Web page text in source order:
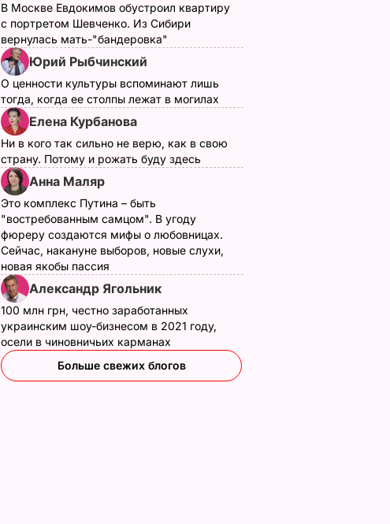
В Москве Евдокимов обустроил квартиру
с портретом Шевченко. Из Сибири
вернулась мать-"бандеровка"
Юрий Рыбчинский
О ценности культуры вспоминают лишь
тогда, когда ее столпы лежат в могилах
Елена Курбанова
Ни в кого так сильно не верю, как в свою
страну. Потому и рожать буду здесь
Анна Маляр
Это комплекс Путина – быть
"востребованным самцом". В угоду
фюреру создаются мифы о любовницах.
Сейчас, накануне выборов, новые слухи,
новая якобы пассия
Александр Ягольник
100 млн грн, честно заработанных
украинским шоу-бизнесом в 2021 году,
осели в чиновничьих карманах
Больше свежих блогов